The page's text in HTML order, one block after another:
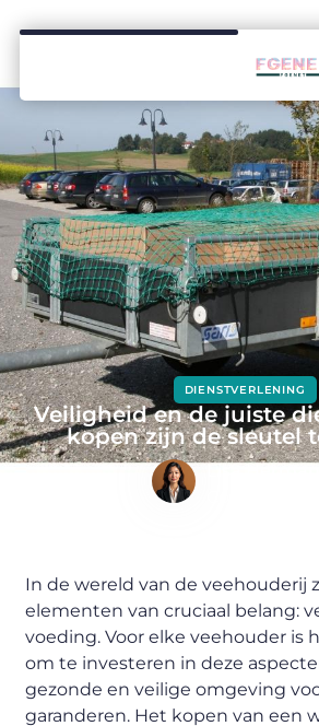
DIENSTVERLENING
Veiligheid en de juiste
kopen zijn de sleutel
Lisa
In de wereld van de veehouderij
elementen van cruciaal belang:
voeding. Voor elke veehouder is
om te investeren in deze
gezonde en veilige omgeving
garanderen. Het kopen van een